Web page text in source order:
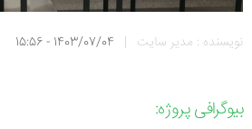
نویسنده : مدیر سایت |
1403/07/04 - 15:56
بیوگرافیپروژه: